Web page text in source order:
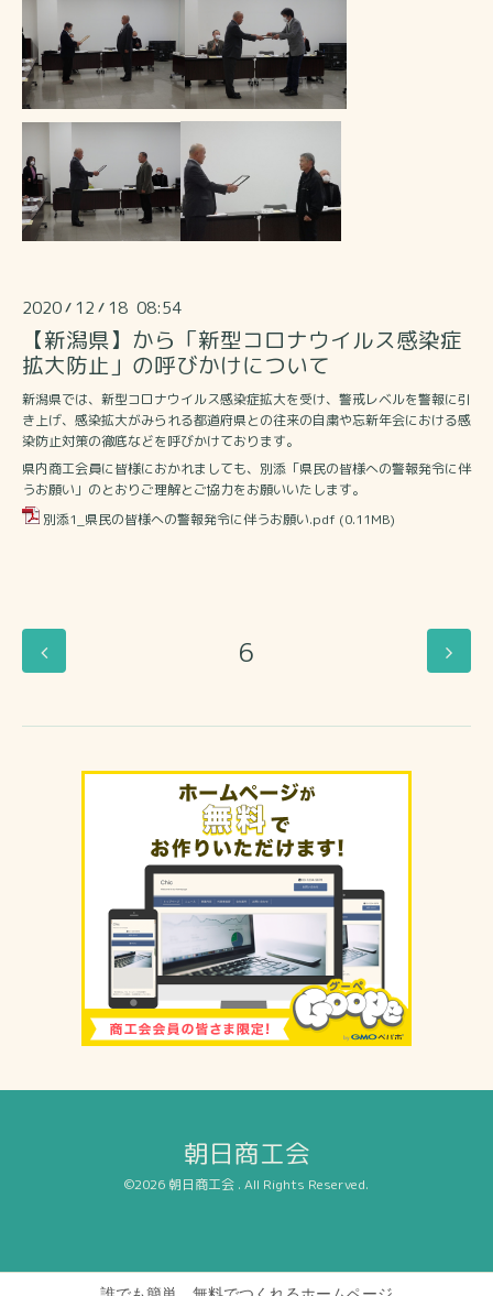
2020/ 12 / 18 08:54
【新潟県】から「新型コロナウイルス感染症
拡大防止」の呼びかけについて
新潟県では、新型コロナウイルス感染症拡大を受け、警戒レベルを警報に引
き上げ、感染拡大がみられる都道府県との往来の自粛や忘新年会における感
染防止対策の徹底などを呼びかけております。
県内商工会員に皆様におかれましても、別添「県民の皆様への警報発令に伴
うお願い」のとおりご理解とご協力をお願いいたします。
別添1_県民の皆様への警報発令に伴うお願い.pdf (0.11MB)
6
朝日商工会
©2026 朝日商工会 . All Rights Reserved.